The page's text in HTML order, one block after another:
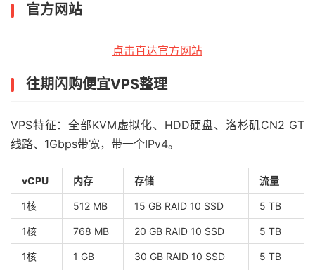
官方网站
点击直达官方网站
往期闪购便宜VPS整理
VPS特征：全部KVM虚拟化、HDD硬盘、洛杉矶CN2 GT
线路、1Gbps带宽，带一个IPv4。
vCPU 内存 存储 流量
1核 512 MB 15 GB RAID 10 SSD 5 TB
1核 768 MB 20 GB RAID 10 SSD 5 TB
1核 1 GB 30 GB RAID 10 SSD 5 TB